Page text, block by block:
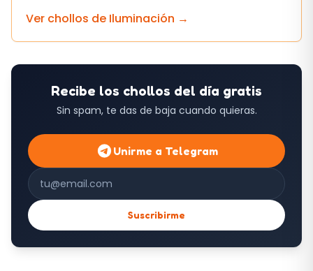
Ver chollos de Iluminación →
Recibe los chollos del día gratis
Sin spam, te das de baja cuando quieras.
Unirme a Telegram
Correo electrónico
Suscribirme